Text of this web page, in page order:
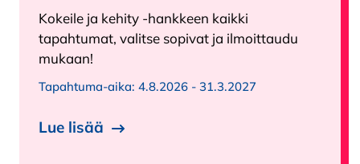
Kokeile ja kehity -hankkeen kaikki
tapahtumat, valitse sopivat ja ilmoittaudu
mukaan!
Tapahtuma-aika: 4.8.2026 - 31.3.2027
Lue lisää